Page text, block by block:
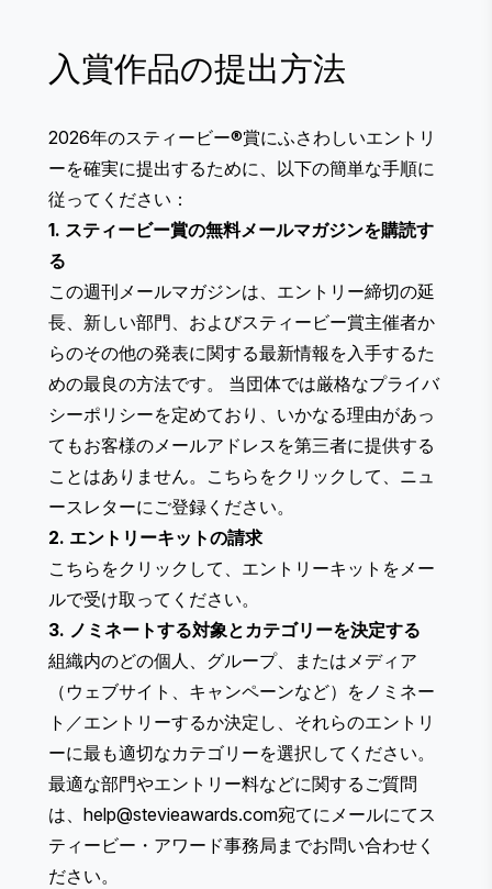
入賞作品の提出方法
2026年のスティービー®賞にふさわしいエントリ
ーを確実に提出するために、以下の簡単な手順に
従ってください：
1. スティービー賞の無料メールマガジンを購読す
る
この週刊メールマガジンは、エントリー締切の延
長、新しい部門、およびスティービー賞主催者か
らのその他の発表に関する最新情報を入手するた
めの最良の方法です。 当団体では厳格なプライバ
シーポリシーを定めており、いかなる理由があっ
てもお客様のメールアドレスを第三者に提供する
ことはありません。 こちらをクリック して、ニュ
ースレターにご登録ください。
2. エントリーキットの請求
こちらをクリック して、エントリーキットをメー
ルで受け取ってください。
3. ノミネートする対象とカテゴリーを決定する
組織内のどの個人、グループ、またはメディア
（ウェブサイト、キャンペーンなど）をノミネー
ト／エントリーするか決定し、それらのエントリ
ーに最も適切なカテゴリーを選択してください。
最適な部門やエントリー料などに関するご質問
は、 help@stevieawards.com宛てにメールにてス
ティービー・アワード事務局までお問い合わせく
ださい。